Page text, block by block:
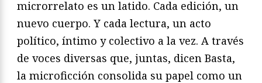
microrrelato es un latido. Cada edición, un
nuevo cuerpo. Y cada lectura, un acto
político, íntimo y colectivo a la vez. A través
de voces diversas que, juntas, dicen Basta,
la microficción consolida su papel como un